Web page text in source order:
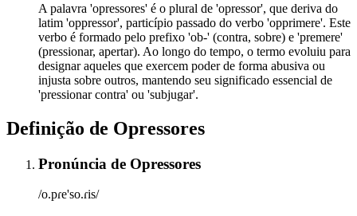
A palavra 'opressores' é o plural de 'opressor', que deriva do
latim 'oppressor', particípio passado do verbo 'opprimere'. Este
verbo é formado pelo prefixo 'ob-' (contra, sobre) e 'premere'
(pressionar, apertar). Ao longo do tempo, o termo evoluiu para
designar aqueles que exercem poder de forma abusiva ou
injusta sobre outros, mantendo seu significado essencial de
'pressionar contra' ou 'subjugar'.
Definição de Opressores
Pronúncia de Opressores
/o.pɾe'so.ɾis/